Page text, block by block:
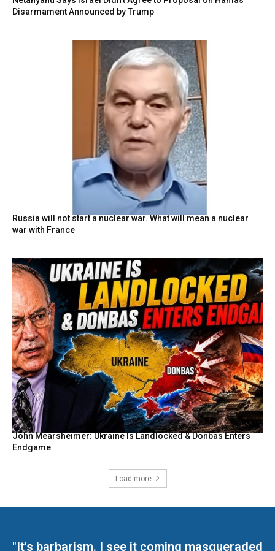
Disarmament Announced by Trump
Russia will not start a nuclear war. What will mean a nuclear
war with France
John Mearsheimer: Ukraine Is Landlocked & Donbas Enters
Endgame
Load more
"It's barbarism. I see it coming masqueraded